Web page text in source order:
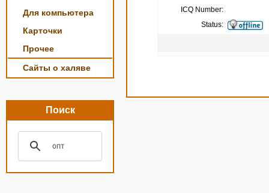
Для компьютера
Карточки
Прочее
Сайты о халяве
Поиск
ICQ Number:
Status: